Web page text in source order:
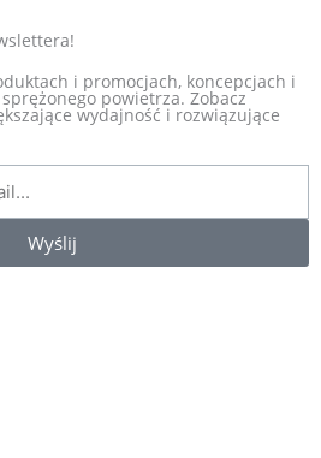
amerykańskiej firmy EXAIR
od ponad 40 lat wyznacza
zasilanych sprężonym
energooszczędne dysze
i wiele innych. Jako wieloletni
Polsce, oferujemy kompleksową
i promocjach, koncepcjach i
powietrza. Zobacz
wydajność i rozwiązujące
Wyślij